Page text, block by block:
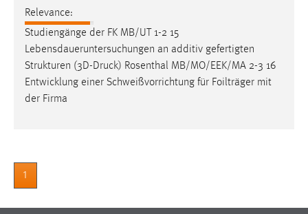
Relevance:
Studiengänge der FK MB/UT 1-2 15
Lebensdaueruntersuchungen an additiv gefertigten
Strukturen (3D-Druck) Rosenthal MB/MO/EEK/MA 2-3 16
Entwicklung einer Schweißvorrichtung für Foilträger mit
der Firma
1